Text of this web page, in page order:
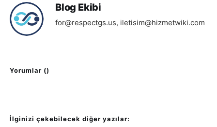
Blog Ekibi
for@respectgs.us, iletisim@hizmetwiki.com
Yorumlar ()
İlginizi çekebilecek diğer yazılar: